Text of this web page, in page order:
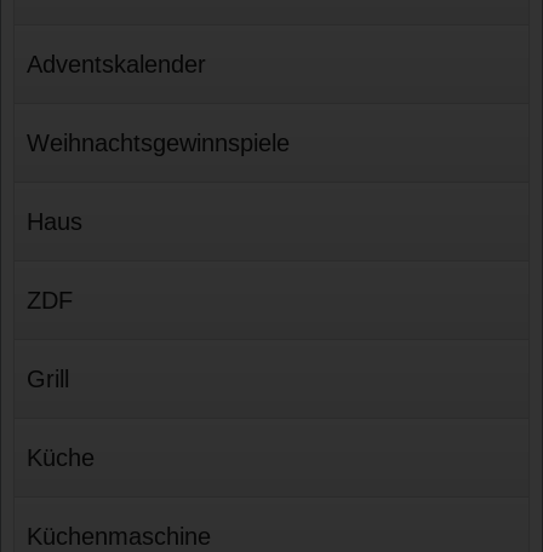
Adventskalender
Weihnachtsgewinnspiele
Haus
ZDF
Grill
Küche
Küchenmaschine